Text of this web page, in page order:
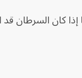
كان السرطان قد